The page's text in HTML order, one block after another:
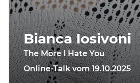
Bianca Iosivoni
The More I Hate You
Online-Talk vom 19.10.2025